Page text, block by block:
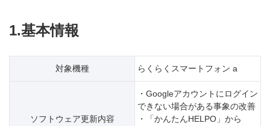
1.基本情報
対象機種 らくらくスマートフォン a
ソフトウェア更新内容
・Googleアカウントにログイン
できない場合がある事象の改善
・「かんたんHELPO」から